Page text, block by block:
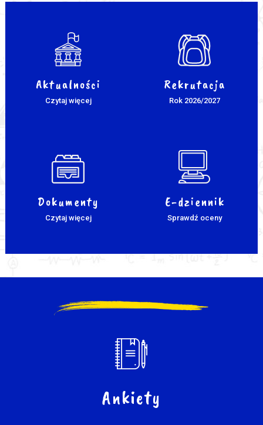
Aktualności
Czytaj więcej
Rekrutacja
Rok 2026/2027
Dokumenty
Czytaj więcej
E-dziennik
Sprawdź oceny
Ankiety